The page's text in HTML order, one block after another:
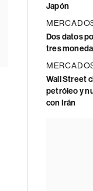
Japón
Dos datos
tres
Wall Street
petróleo y
con Irán